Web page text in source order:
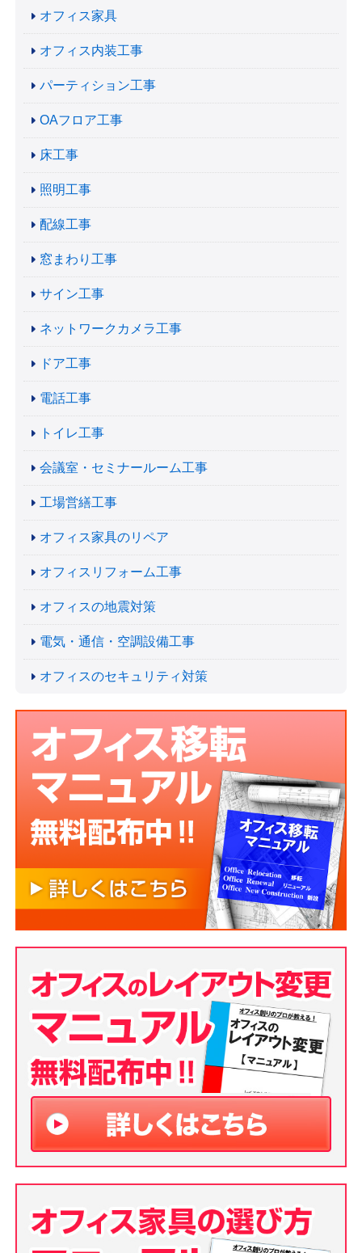
オフィス家具
オフィス内装工事
パーティション工事
OAフロア工事
床工事
照明工事
配線工事
窓まわり工事
サイン工事
ネットワークカメラ工事
ドア工事
電話工事
トイレ工事
会議室・セミナールーム工事
工場営繕工事
オフィス家具のリペア
オフィスリフォーム工事
オフィスの地震対策
電気・通信・空調設備工事
オフィスのセキュリティ対策